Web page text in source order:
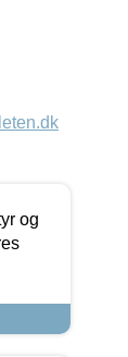
og